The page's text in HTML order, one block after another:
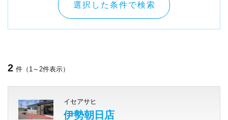
選択した条件で検索
2 件（1～2件表示）
イセアサヒ
伊勢朝日店